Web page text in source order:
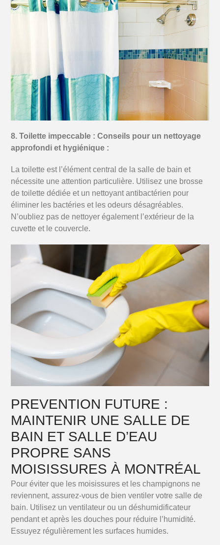
8. Toilette impeccable : Conseils pour un nettoyage
approfondi et hygiénique :
La toilette est l’élément central de la salle de bain et
nécessite une attention particulière. Utilisez une brosse
de toilette dédiée et un nettoyant antibactérien pour
éliminer les bactéries et les odeurs désagréables.
N’oubliez pas de nettoyer également l’extérieur de la
cuvette et le couvercle.
PREVENTION FUTURE :
MAINTENIR UNE SALLE DE
BAIN ET SALLE D’EAU
PROPRE SANS
MOISISSURES À MONTRÉAL
Pour éviter que les moisissures et les champignons ne
reviennent, assurez-vous de bien ventiler votre salle de
bain. Utilisez un ventilateur ou un déshumidificateur
pendant et après les douches pour réduire l’humidité.
Essuyez régulièrement les surfaces humides.